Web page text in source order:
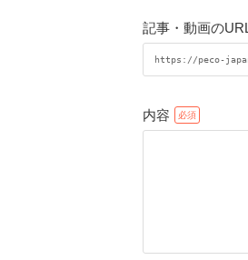
記事・動画の
内容